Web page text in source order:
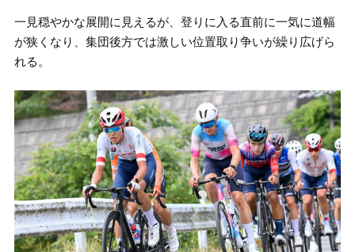
一見穏やかな展開に見えるが、登りに入る直前に一気に道幅
が狭くなり、集団後方では激しい位置取り争いが繰り広げら
れる。